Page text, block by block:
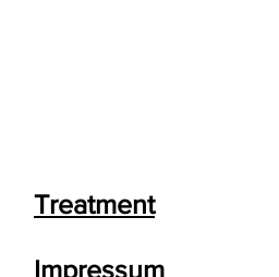
Treatment
Impressum